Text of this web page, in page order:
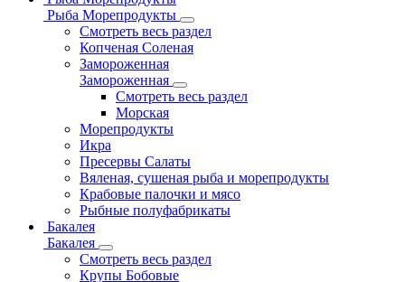
Рыба Морепродукты
Смотреть весь раздел
Копченая Соленая
Замороженная
Замороженная
Смотреть весь раздел
Морская
Морепродукты
Икра
Пресервы Салаты
Вяленая, сушеная рыба и морепродукты
Крабовые палочки и мясо
Рыбные полуфабрикаты
Бакалея
Бакалея
Смотреть весь раздел
Крупы Бобовые